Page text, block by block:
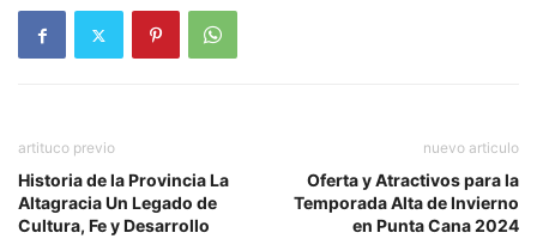
artituco previo
Historia de la Provincia La
Altagracia Un Legado de
Cultura, Fe y Desarrollo
nuevo articulo
Oferta y Atractivos para la
Temporada Alta de Invierno
en Punta Cana 2024